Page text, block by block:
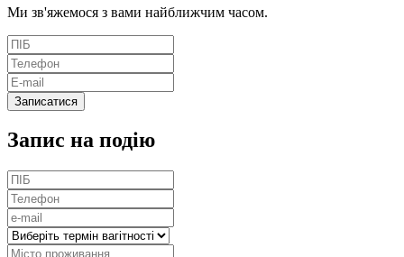
Ми зв'яжемося з вами найближчим часом.
Запис на подію